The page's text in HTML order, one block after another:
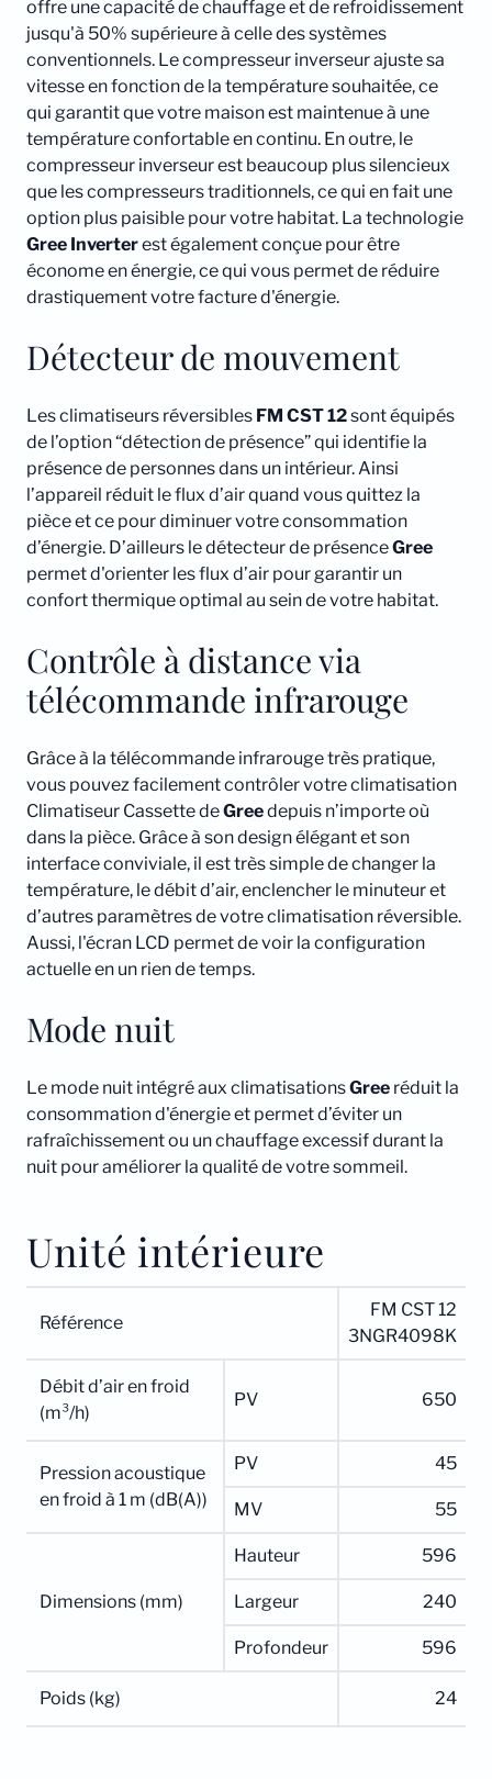
offre une capacité de chauffage et de refroidissement
jusqu'à 50% supérieure à celle des systèmes
conventionnels. Le compresseur inverseur ajuste sa
vitesse en fonction de la température souhaitée, ce
qui garantit que votre maison est maintenue à une
température confortable en continu. En outre, le
compresseur inverseur est beaucoup plus silencieux
que les compresseurs traditionnels, ce qui en fait une
option plus paisible pour votre habitat. La technologie
Gree Inverterest également conçue pour être
économe en énergie, ce qui vous permet de réduire
drastiquement votre facture d'énergie.
Détecteur de mouvement
Les climatiseurs réversibles FM CST 12sont équipés
de l’option “détection de présence” qui identifie la
présence de personnes dans un intérieur. Ainsi
l’appareil réduit le flux d’air quand vous quittez la
pièce et ce pour diminuer votre consommation
d’énergie. D’ailleurs le détecteur de présenceGree
permet d'orienter les flux d’air pour garantir un
confort thermique optimal au sein de votre habitat.
Contrôle à distance via
télécommande infrarouge
Grâce à la télécommande infrarouge très pratique,
vous pouvez facilement contrôler votre climatisation
Climatiseur Cassette deGreedepuis n’importe où
dans la pièce. Grâce à son design élégant et son
interface conviviale, il est très simple de changer la
température, le débit d’air, enclencher le minuteur et
d’autres paramètres de votre climatisation réversible.
Aussi, l'écran LCD permet de voir la configuration
actuelle en un rien de temps.
Mode nuit
Le mode nuit intégré aux climatisationsGree réduit la
consommation d'énergie et permet d’éviter un
rafraîchissement ou un chauffage excessif durant la
nuit pour améliorer la qualité de votre sommeil.
Unité intérieure
Référence
FM CST 12
3NGR4098K
Débit d’air en froid
(m³/h)
PV 650
Pression acoustique
en froid à 1 m (dB(A))
PV 45
MV 55
Dimensions (mm)
Hauteur 596
Largeur 240
Profondeur 596
Poids (kg) 24